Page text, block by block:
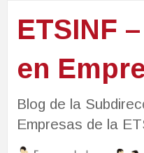
ETSINF
en
Blog de la
Empresas de la